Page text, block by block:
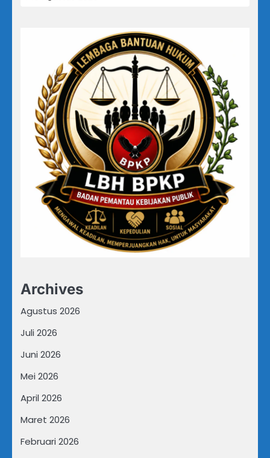
Archives
Agustus 2026
Juli 2026
Juni 2026
Mei 2026
April 2026
Maret 2026
Februari 2026